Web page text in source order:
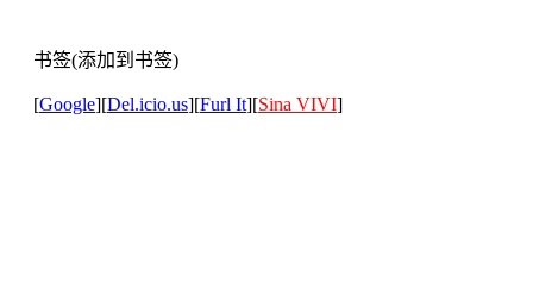
书签(添加到书签)
[Google][Del.icio.us][Furl It][Sina VIVI]